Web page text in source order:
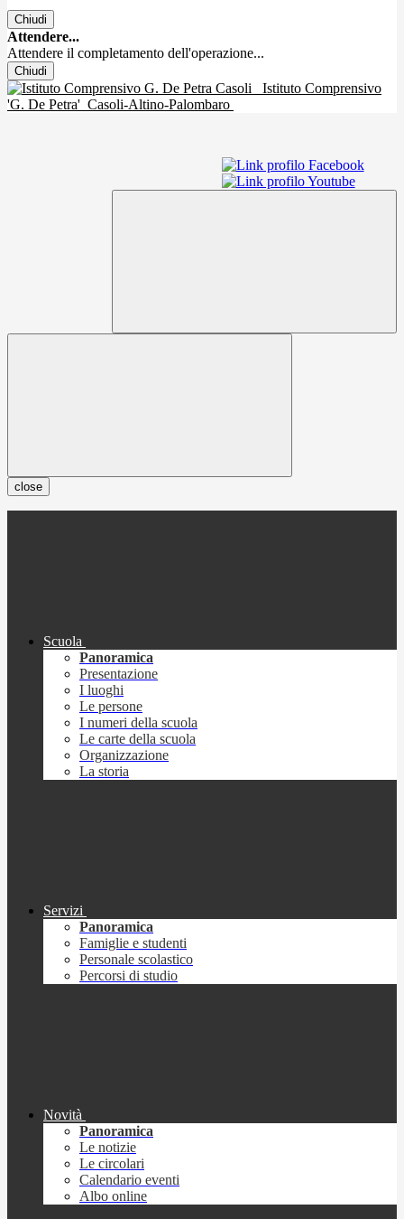
Chiudi
Attendere...
Attendere il completamento dell'operazione...
Chiudi
Istituto Comprensivo
'G. De Petra' Casoli-Altino-Palombaro
close
Scuola
Panoramica
Presentazione
I luoghi
Le persone
I numeri della scuola
Le carte della scuola
Organizzazione
La storia
Servizi
Panoramica
Famiglie e studenti
Personale scolastico
Percorsi di studio
Novità
Panoramica
Le notizie
Le circolari
Calendario eventi
Albo online